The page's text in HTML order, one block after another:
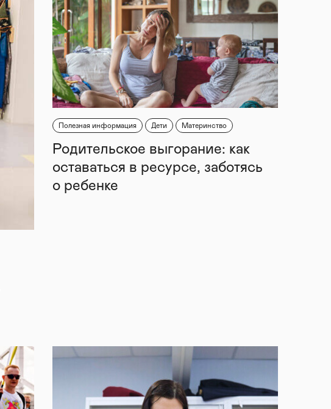
Полезная информация Дети Материнство
Родительское выгорание: как
оставаться в ресурсе, заботясь
о ребенке